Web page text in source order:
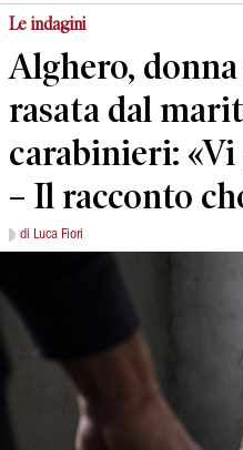
Le indagini
Alghero, donna
rasata dal
carabinieri:
– Il racconto
di Luca Fiori